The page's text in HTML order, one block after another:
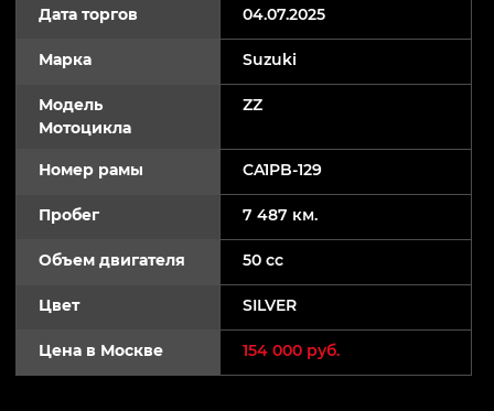
Дата торгов 04.07.2025
Марка Suzuki
Модель
Мотоцикла
ZZ
Номер рамы CA1PB-129
Пробег 7 487 км.
Объем двигателя 50 cc
Цвет SILVER
Цена в Москве 154 000 руб.